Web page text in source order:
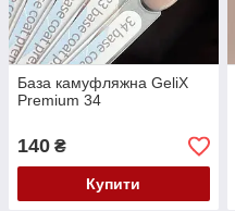
База камуфляжна GeliX
Premium 34
140 ₴
Купити